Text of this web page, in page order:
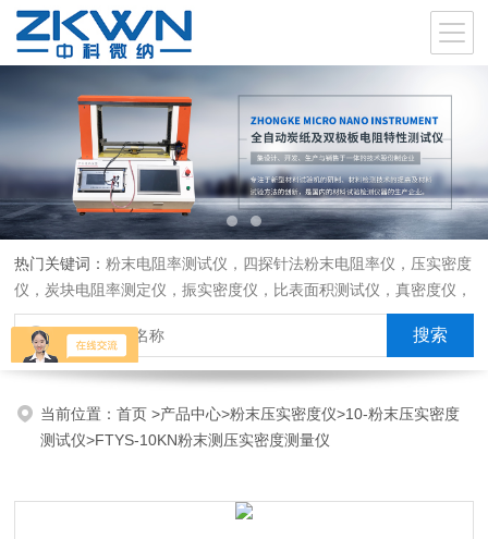
热门关键词：粉末电阻率测试仪，四探针法粉末电阻率仪，压实密度
仪，炭块电阻率测定仪，振实密度仪，比表面积测试仪，真密度仪，
炭块热膨胀仪，炭块透气率仪，炭块二氧化碳反应测定仪
当前位置：首页>产品中心>粉末压实密度仪>10-粉末压实密度
测试仪>FTYS-10KN粉末测压实密度测量仪